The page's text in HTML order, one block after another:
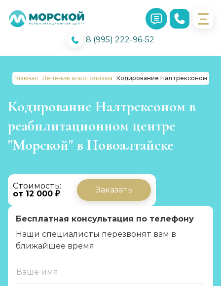
8 (995) 222-96-52
Главная Лечение алкоголизма Кодирование Налтрексоном
Кодирование Налтрексоном в
реабилитационном центре
"Морской" в Новоалтайске
Стоимость:
от 12 000 ₽
Заказать
Бесплатная консультация по телефону
Наши специалисты перезвонят вам в
ближайшее время